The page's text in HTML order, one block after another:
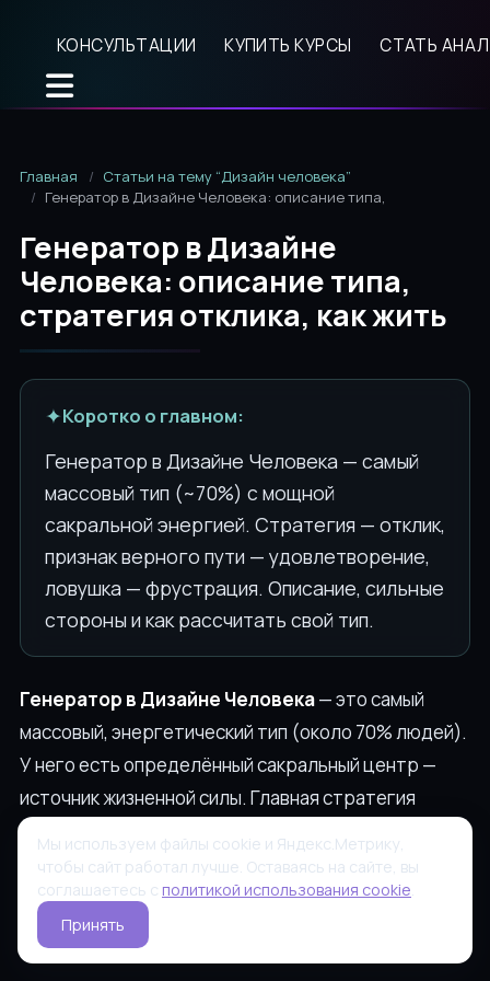
КОНСУЛЬТАЦИИ КУПИТЬ КУРСЫ СТАТЬ
Главная
Статьи на тему “Дизайн человека”
Генератор в Дизайне Человека: описание типа, стратегия
Генератор в Дизайне
Человека: описание типа,
стратегия отклика, как жить
✦Коротко о главном:
Генератор в Дизайне Человека — самый
массовый тип (~70%) с мощной
сакральной энергией. Стратегия — отклик,
признак верного пути — удовлетворение,
ловушка — фрустрация. Описание, сильные
стороны и как рассчитать свой тип.
Генератор в Дизайне Человека— это самый
массовый, энергетический тип (около 70% людей).
У него есть определённый сакральный центр —
источник жизненной силы. Главная стратегия
генератора —
головы): тело само подсказывает «да» или «нет».
Признак верного пути — удовлетворение, ловушка
— фрустрация от чужого дела.
Мы используем файлы cookie и Яндекс.Метрику,
чтобы сайт работал лучше. Оставаясь на сайте, вы
соглашаетесь с политикой использования cookie.
Принять